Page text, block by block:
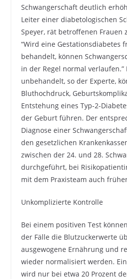
Schwangerschaft deutlich
Leiter einer diabetologischen
Speyer, rät betroffenen Frauen
“Wird eine Gestationsdiabetes
behandelt, können
in der Regel normal
unbehandelt, so der Experte,
Bluthochdruck,
Entstehung eines Typ-2-
der Geburt führen. Der
Diagnose einer
den gesetzlichen
zwischen der 24. und 28.
durchgeführt, bei
mit dem Praxisteam auch
Unkomplizierte Kontrolle
Bei einem positiven Test
der Fälle die Blutzuckerwerte
ausgewogene Ernährung und
wieder normalisiert werden.
wird nur bei etwa 20 Prozent